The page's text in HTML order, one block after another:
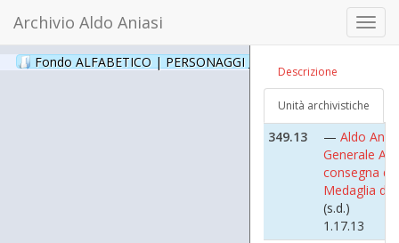
Archivio Aldo Aniasi
Fondo ALFABETICO | PERSONAGGI _ Archivio Fotografico
Descrizione
Unità archivistiche
Aldo
Generale
Medaglia
(s.d.)
1.17.12
349.13
— Aldo
Generale
consegna
Medaglia
(s.d.)
1.17.13